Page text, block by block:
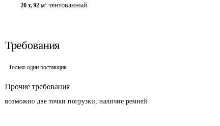
20 т, 92 м³ тентованный
Требования
Только один поставщик
Прочие требования
возможно две точки погрузки, наличие ремней